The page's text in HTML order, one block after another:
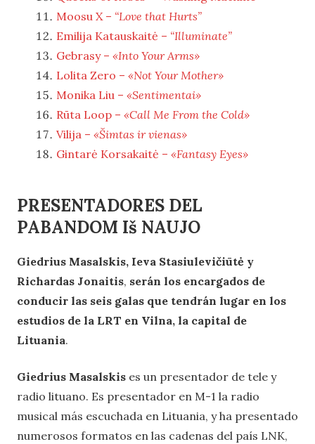
Moosu X – “Love that Hurts”
Emilija Katauskaitė – “Illuminate”
Gebrasy – «Into Your Arms»
Lolita Zero – «Not Your Mother»
Monika Liu – «Sentimentai»
Rūta Loop – «Call Me From the Cold»
Vilija – «Šimtas ir vienas»
Gintarė Korsakaitė – «Fantasy Eyes»
PRESENTADORES DEL
PABANDOM Iš NAUJO
Giedrius Masalskis, Ieva Stasiulevičiūtė y
Richardas Jonaitis, serán los encargados de
conducir las seis galas que tendrán lugar en los
estudios de la LRT en Vilna, la capital de
Lituania.
Giedrius Masalskis es un presentador de tele y
radio lituano. Es presentador en M-1 la radio
musical más escuchada en Lituania, y ha presentado
numerosos formatos en las cadenas del país LNK,